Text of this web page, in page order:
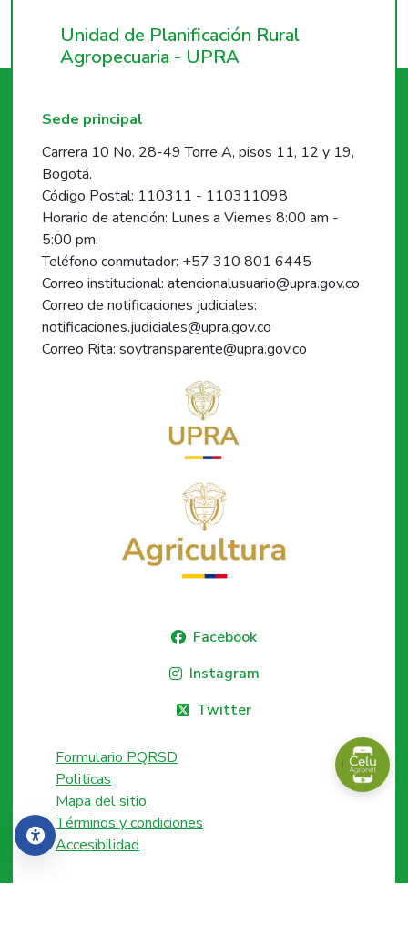
Accesibilidad
Unidad de Planificación Rural
Agropecuaria - UPRA
Sede principal
Carrera 10 No. 28-49 Torre A, pisos 11, 12 y 19,
Bogotá.
Código Postal: 110311 - 110311098
Horario de atención: Lunes a Viernes 8:00 am -
5:00 pm.
Teléfono conmutador: +57 310 801 6445
Correo institucional: atencionalusuario@upra.gov.co
Correo de notificaciones judiciales:
notificaciones.judiciales@upra.gov.co
Correo Rita: soytransparente@upra.gov.co
Facebook
Instagram
Twitter
Formulario PQRSD
Politicas
Mapa del sitio
Términos y condiciones
Accesibilidad